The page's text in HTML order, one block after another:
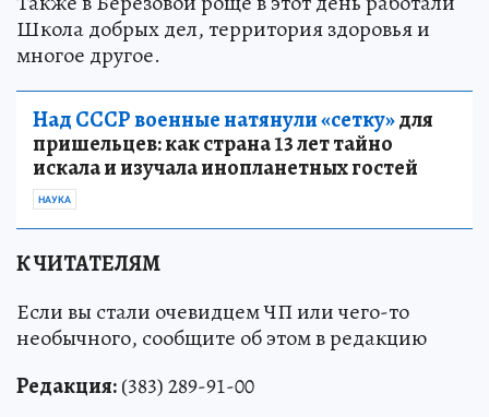
Школа добрых дел, территория здоровья и
многое другое.
Над СССР военные натянули «сетку»для
пришельцев: как страна 13 лет тайно
искала и изучала инопланетных гостей
НАУКА
К ЧИТАТЕЛЯМ
Если вы стали очевидцем ЧП или чего-то
необычного, сообщите об этом в редакцию
Редакция:(383) 289-91-00